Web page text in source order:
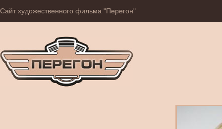
Сайт художественного фильма "Перегон"